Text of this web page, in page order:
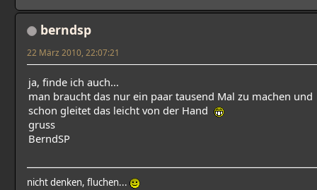
berndsp
22 März 2010, 22:07:21
ja, finde ich auch...
man braucht das nur ein paar tausend Mal zu machen und
schon gleitet das leicht von der Hand
gruss
BerndSP
nicht denken, fluchen...